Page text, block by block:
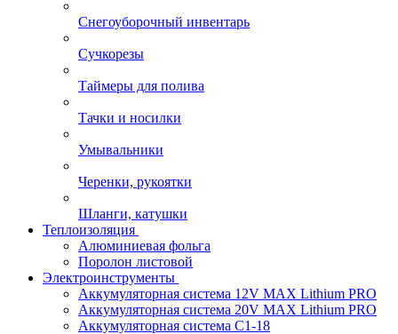
Снегоуборочный инвентарь
Сучкорезы
Таймеры для полива
Тачки и носилки
Умывальники
Черенки, рукоятки
Шланги, катушки
Теплоизоляция
Алюминиевая фольга
Поролон листовой
Электроинструменты
Аккумуляторная система 12V MAX Lithium PRO
Аккумуляторная система 20V MAX Lithium PRO
Аккумуляторная система С1-18